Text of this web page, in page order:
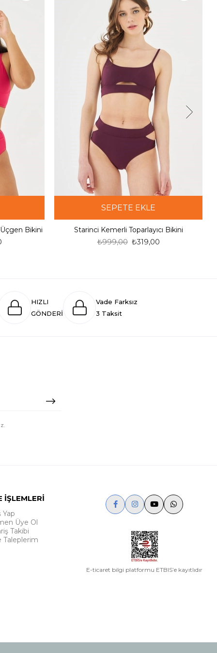
Bikini
SEPETE EKLE
Starinci Kemerli Toparlayıcı Bikini
₺319,00
₺999,00
HIZLI
GÖNDERİ
Vade Farksız
3 Taksit
İŞLEMLERİ
Yap
Üye Ol
Takibi
Taleplerim
E-ticaret bilgi platformu ETBIS’e kayıtlıdır